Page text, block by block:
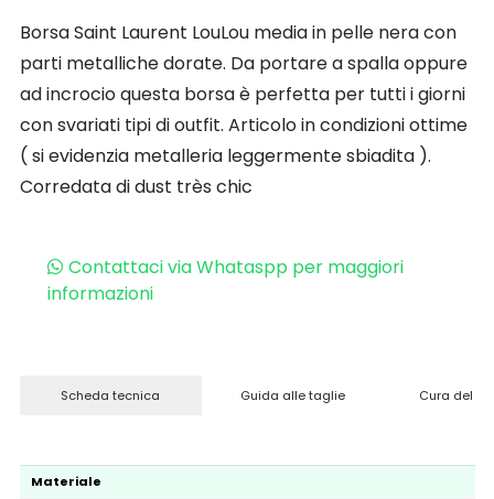
Borsa Saint Laurent LouLou media in pelle nera con
parti metalliche dorate. Da portare a spalla oppure
ad incrocio questa borsa è perfetta per tutti i giorni
con svariati tipi di outfit. Articolo in condizioni ottime
( si evidenzia metalleria leggermente sbiadita ).
Corredata di dust très chic
Contattaci via Whataspp per maggiori
informazioni
Scheda tecnica Guida alle taglie Cura del
Materiale